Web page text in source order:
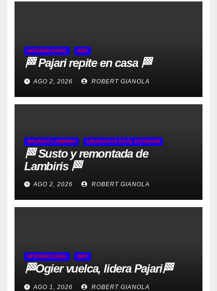
INTERNACIONAL WRC
🏁 Pajari repite en casa 🏁
AGO 2, 2026 ROBERT GIANOLA
MAURICIO LAMBIRIS URUGUAYOS EN EL EXTERIOR
🏁 Susto y remontada de
Lambiris 🏁
AGO 2, 2026 ROBERT GIANOLA
INTERNACIONAL WRC
🏁Ogier vuelca, lidera Pajari🏁
AGO 1, 2026 ROBERT GIANOLA